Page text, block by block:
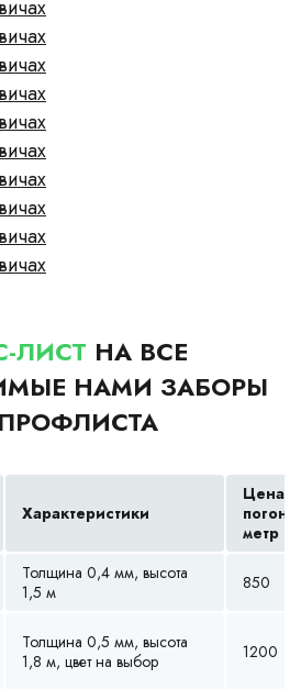
ЛИСТ НА ВСЕ
НАМИ ЗАБОРЫ
Характеристики
Цена
метр
Толщина 0,4 мм, высота
1,5 м
850
Толщина 0,5 мм, высота
1,8 м, цвет на выбор
1200